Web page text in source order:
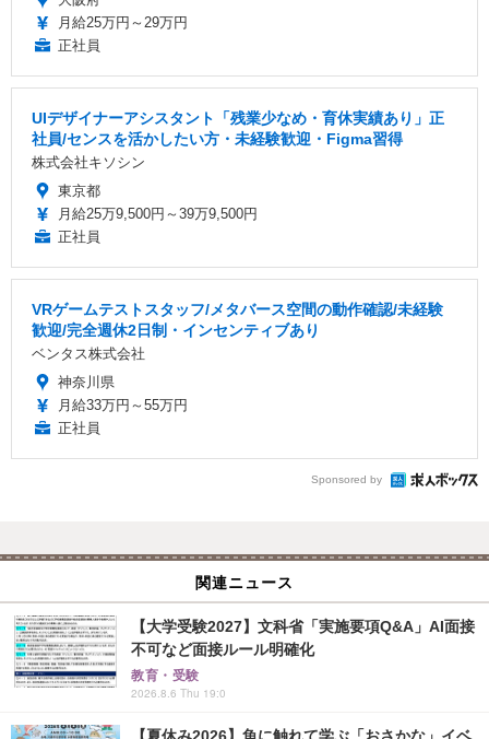
月給25万円～29万円
正社員
UIデザイナーアシスタント「残業少なめ・育休実績あり」正
社員/センスを活かしたい方・未経験歓迎・Figma習得
株式会社キソシン
東京都
月給25万9,500円～39万9,500円
正社員
VRゲームテストスタッフ/メタバース空間の動作確認/未経験
歓迎/完全週休2日制・インセンティブあり
ベンタス株式会社
神奈川県
月給33万円～55万円
正社員
Sponsored by
関連ニュース
【大学受験2027】文科省「実施要項Q&A」AI面接
不可など面接ルール明確化
教育・受験
2026.8.6 Thu 19:0